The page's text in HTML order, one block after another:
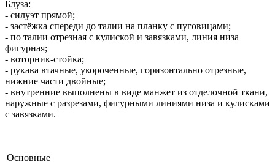
Блуза:
- силуэт прямой;
- застёжка спереди до талии на планку с пуговицами;
- по талии отрезная с кулиской и завязками, линия низа
фигурная;
- воторник-стойка;
- рукава втачные, укороченные, горизонтально отрезные,
нижние части двойные;
- внутренние выполнены в виде манжет из отделочной ткани,
наружные с разрезами, фигурными линиями низа и кулисками
с завязками.
Основные